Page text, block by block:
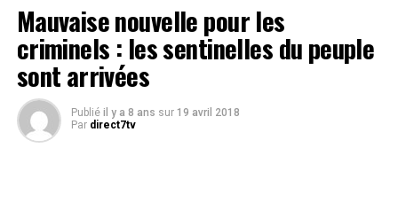
Mauvaise nouvelle pour les
criminels : les sentinelles du peuple
sont arrivées
Publié il y a 8 ans sur 19 avril 2018
Par direct7tv